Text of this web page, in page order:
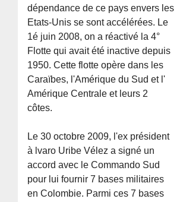
dépendance de ce pays envers les
Etats-Unis se sont accélérées. Le
1é juin 2008, on a réactivé la 4°
Flotte qui avait été inactive depuis
1950. Cette flotte opère dans les
Caraïbes, l'Amérique du Sud et l'
Amérique Centrale et leurs 2
côtes.
Le 30 octobre 2009, l'ex président
à lvaro Uribe Vélez a signé un
accord avec le Commando Sud
pour lui fournir 7 bases militaires
en Colombie. Parmi ces 7 bases